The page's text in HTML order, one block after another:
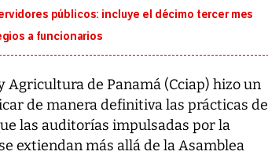
públicos: incluye el décimo tercer mes
a funcionarios
Agricultura de Panamá (Cciap) hizo un
de manera definitiva las prácticas de
las auditorías impulsadas por la
extiendan más allá de la Asamblea